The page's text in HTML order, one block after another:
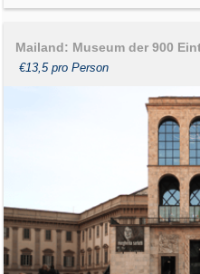
Mailand: Museum der 900
€13,5 pro Person